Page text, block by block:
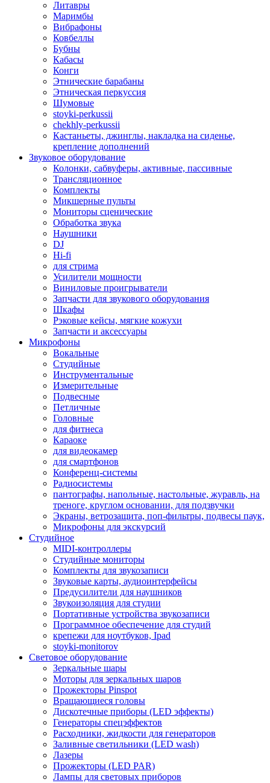
Литавры
Маримбы
Вибрафоны
Ковбеллы
Бубны
Кабасы
Конги
Этнические барабаны
Этническая перкуссия
Шумовые
stoyki-perkussii
chekhly-perkussii
Кастаньеты, джинглы, накладка на сиденье,
крепление дополнений
Звуковое оборудование
Колонки, сабвуферы, активные, пассивные
Трансляционное
Комплекты
Микшерные пульты
Мониторы сценические
Обработка звука
Наушники
DJ
Hi-fi
для стрима
Усилители мощности
Виниловые проигрыватели
Запчасти для звукового оборудования
Шкафы
Рэковые кейсы, мягкие кожухи
Запчасти и аксессуары
Микрофоны
Вокальные
Студийные
Инструментальные
Измерительные
Подвесные
Петличные
Головные
для фитнеса
Караоке
для видеокамер
для смартфонов
Конференц-системы
Радиосистемы
пантографы, напольные, настольные, журавль, на
треноге, круглом основании, для подзвучки
Экраны, ветрозащита, поп-фильтры, подвесы паук,
Микрофоны для экскурсий
Студийное
MIDI-контроллеры
Студийные мониторы
Комплекты для звукозаписи
Звуковые карты, аудиоинтерфейсы
Предусилители для наушников
Звукоизоляция для студии
Портативные устройства звукозаписи
Программное обеспечение для студий
крепежи для ноутбуков, Ipad
stoyki-monitorov
Световое оборудование
Зеркальные шары
Моторы для зеркальных шаров
Прожекторы Pinspot
Вращающиеся головы
Дискотечные приборы (LED эффекты)
Генераторы спецэффектов
Расходники, жидкости для генераторов
Заливные светильники (LED wash)
Лазеры
Прожекторы (LED PAR)
Лампы для световых приборов